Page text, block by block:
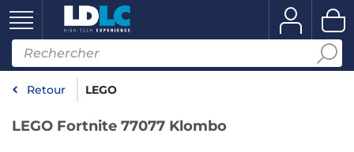
Retour LEGO
LEGO Fortnite 77077 Klombo